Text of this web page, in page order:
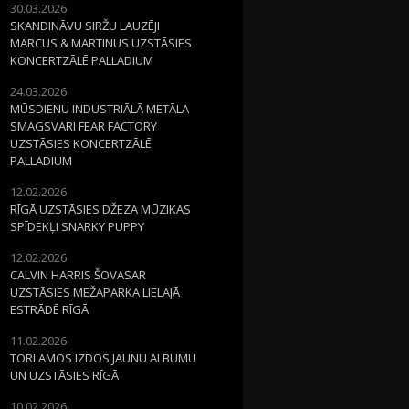
30.03.2026
SKANDINĀVU SIRŽU LAUZĒJI
MARCUS & MARTINUS UZSTĀSIES
KONCERTZĀLĒ PALLADIUM
24.03.2026
MŪSDIENU INDUSTRIĀLĀ METĀLA
SMAGSVARI FEAR FACTORY
UZSTĀSIES KONCERTZĀLĒ
PALLADIUM
12.02.2026
RĪGĀ UZSTĀSIES DŽEZA MŪZIKAS
SPĪDEKĻI SNARKY PUPPY
12.02.2026
CALVIN HARRIS ŠOVASAR
UZSTĀSIES MEŽAPARKA LIELAJĀ
ESTRĀDĒ RĪGĀ
11.02.2026
TORI AMOS IZDOS JAUNU ALBUMU
UN UZSTĀSIES RĪGĀ